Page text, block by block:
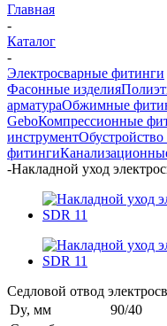
Главная
-
Каталог
-
Электросварные фитинги
Фасонные изделия
арматураОбжимные
GeboКомпрессионные
инструмент
фитинги
-Накладной уход
Седловой отвод
Dy, мм
90/40